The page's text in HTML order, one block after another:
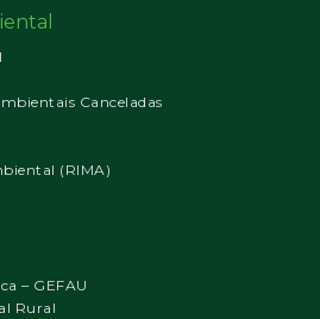
Canceladas
(RIMA)
– GEFAU
Rural